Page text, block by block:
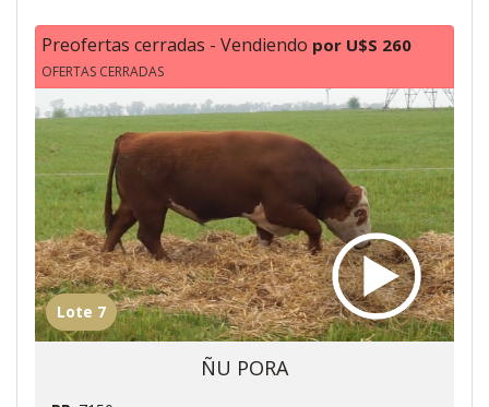
Preofertas cerradas - Vendiendo por U$S 260
OFERTAS CERRADAS
Lote 7
ÑU PORA